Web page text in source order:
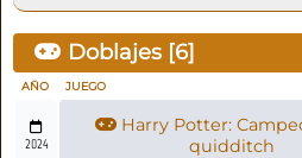
Doblajes [6]
AÑO JUEGO
2024
Harry Potter:
quidditch